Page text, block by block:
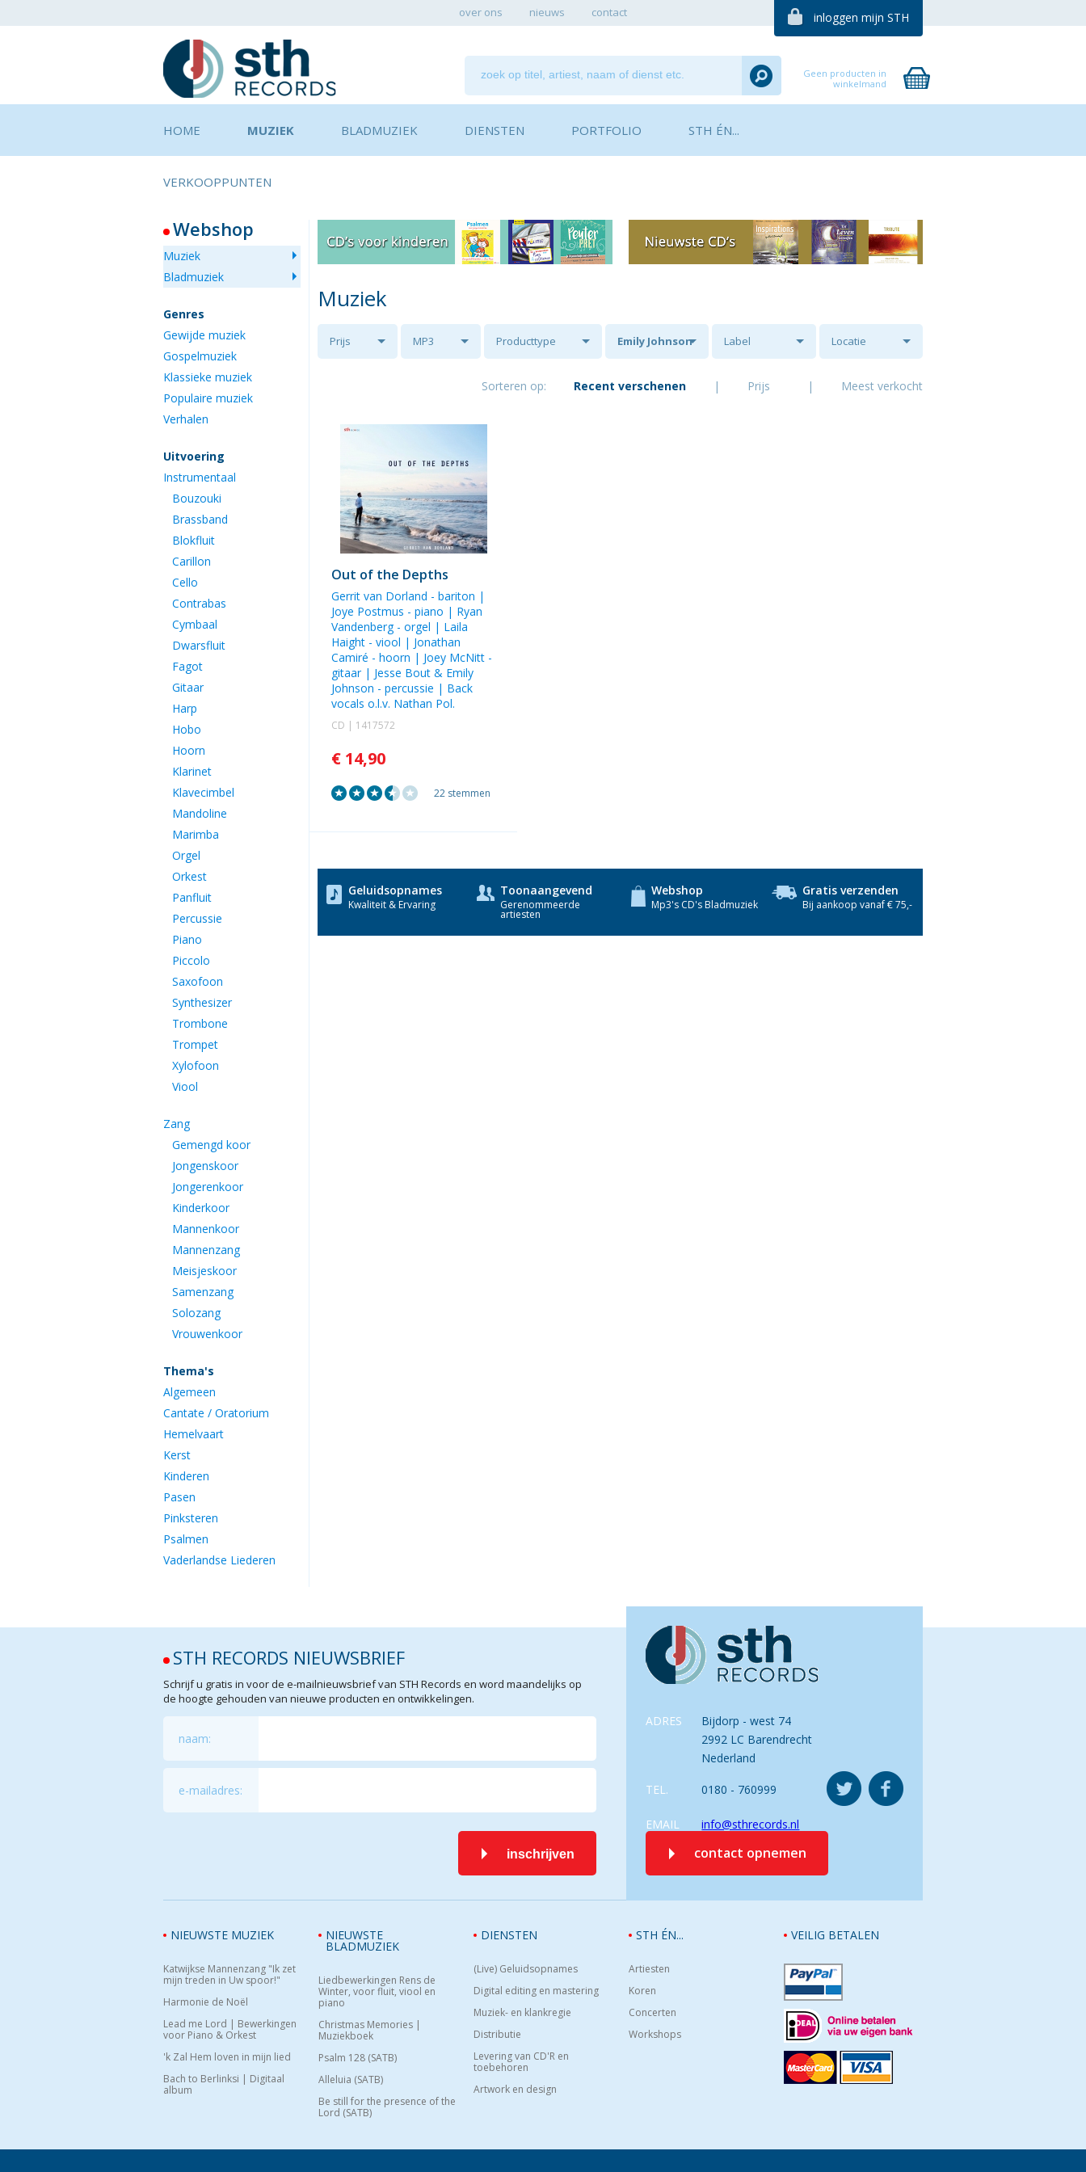
over ons nieuws contact inloggen mijn STH
Geen producten in
winkelmand
HOME MUZIEK BLADMUZIEK DIENSTEN PORTFOLIO STH ÉN...
VERKOOPPUNTEN
Webshop
Muziek
Bladmuziek
Genres
Gewijde muziek
Gospelmuziek
Klassieke muziek
Populaire muziek
Verhalen
Uitvoering
Instrumentaal
Bouzouki
Brassband
Blokfluit
Carillon
Cello
Contrabas
Cymbaal
Dwarsfluit
Fagot
Gitaar
Harp
Hobo
Hoorn
Klarinet
Klavecimbel
Mandoline
Marimba
Orgel
Orkest
Panfluit
Percussie
Piano
Piccolo
Saxofoon
Synthesizer
Trombone
Trompet
Xylofoon
Viool
Zang
Gemengd koor
Jongenskoor
Jongerenkoor
Kinderkoor
Mannenkoor
Mannenzang
Meisjeskoor
Samenzang
Solozang
Vrouwenkoor
Thema's
Algemeen
Cantate / Oratorium
Hemelvaart
Kerst
Kinderen
Pasen
Pinksteren
Psalmen
Vaderlandse Liederen
Muziek
Prijs MP3 Producttype Emily Johnson Label Locatie
Sorteren op: Recent verschenen | Prijs | Meest verkocht
Out of the Depths
Gerrit van Dorland - bariton |
Joye Postmus - piano | Ryan
Vandenberg- orgel | Laila
Haight - viool | Jonathan
Camiré - hoorn | Joey McNitt -
gitaar | Jesse Bout & Emily
Johnson - percussie | Back
vocals o.l.v. Nathan Pol.
CD | 1417572
€ 14,90
22 stemmen
Geluidsopnames
Kwaliteit & Ervaring
Toonaangevend
Gerenommeerde
artiesten
Webshop
Mp3's CD's Bladmuziek
Gratis verzenden
Bij aankoop vanaf € 75,-
ADRES
Bijdorp - west 74
2992 LC Barendrecht
Nederland
TEL. 0180 - 760999
EMAIL info@sthrecords.nl
contact opnemen
STH RECORDS NIEUWSBRIEF
Schrijf u gratis in voor de e-mailnieuwsbrief van STH Records en word maandelijks op
de hoogte gehouden van nieuwe producten en ontwikkelingen.
naam:
e-mailadres:
inschrijven
VEILIG BETALEN
NIEUWSTE MUZIEK
Katwijkse Mannenzang "Ik zet
mijn treden in Uw spoor!"
Harmonie de Noël
Lead me Lord | Bewerkingen
voor Piano & Orkest
'k Zal Hem loven in mijn lied
Bach to Berlinksi | Digitaal
album
NIEUWSTE
BLADMUZIEK
Liedbewerkingen Rens de
Winter, voor fluit, viool en
piano
Christmas Memories |
Muziekboek
Psalm 128 (SATB)
Alleluia (SATB)
Be still for the presence of the
Lord (SATB)
DIENSTEN
(Live) Geluidsopnames
Digital editing en mastering
Muziek- en klankregie
Distributie
Levering van CD'R en
toebehoren
Artwork en design
STH ÉN...
Artiesten
Koren
Concerten
Workshops